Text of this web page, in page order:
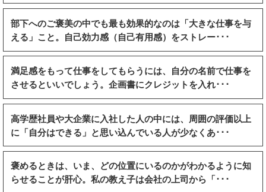
部下へのご褒美の中でも最も効果的なのは「大きな仕事を与
える」こと。自己効力感（自己有用感）をストレー･･･
満足感をもって仕事をしてもらうには、自分の名前で仕事を
させるといいでしょう。企画書にクレジットを入れ･･･
高学歴社員や大企業に入社した人の中には、周囲の評価以上
に「自分はできる」と思い込んでいる人が少なくあ･･･
褒めるときは、いま、どの位置にいるのかがわかるように知
らせることが肝心。私の教え子は会社の上司から「･･･